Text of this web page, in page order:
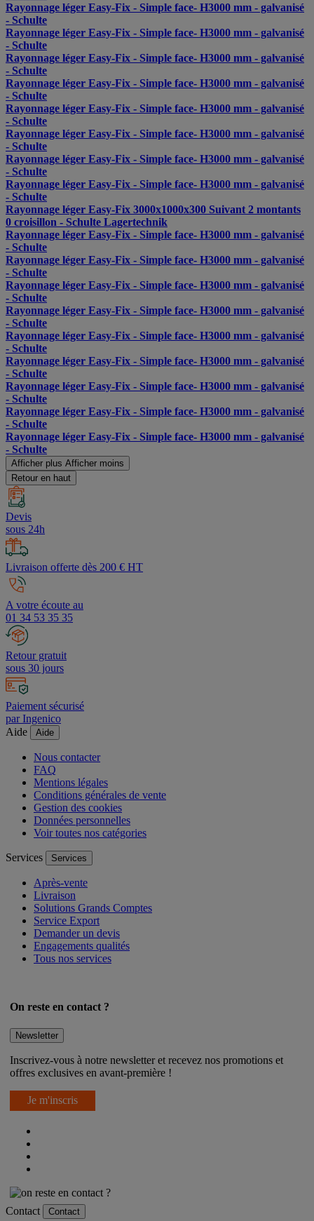
Rayonnage léger Easy-Fix - Simple face- H3000 mm - galvanisé
- Schulte
Rayonnage léger Easy-Fix - Simple face- H3000 mm - galvanisé
- Schulte
Rayonnage léger Easy-Fix - Simple face- H3000 mm - galvanisé
- Schulte
Rayonnage léger Easy-Fix - Simple face- H3000 mm - galvanisé
- Schulte
Rayonnage léger Easy-Fix - Simple face- H3000 mm - galvanisé
- Schulte
Rayonnage léger Easy-Fix - Simple face- H3000 mm - galvanisé
- Schulte
Rayonnage léger Easy-Fix - Simple face- H3000 mm - galvanisé
- Schulte
Rayonnage léger Easy-Fix - Simple face- H3000 mm - galvanisé
- Schulte
Rayonnage léger Easy-Fix 3000x1000x300 Suivant 2 montants
0 croisillon - Schulte Lagertechnik
Rayonnage léger Easy-Fix - Simple face- H3000 mm - galvanisé
- Schulte
Rayonnage léger Easy-Fix - Simple face- H3000 mm - galvanisé
- Schulte
Rayonnage léger Easy-Fix - Simple face- H3000 mm - galvanisé
- Schulte
Rayonnage léger Easy-Fix - Simple face- H3000 mm - galvanisé
- Schulte
Rayonnage léger Easy-Fix - Simple face- H3000 mm - galvanisé
- Schulte
Rayonnage léger Easy-Fix - Simple face- H3000 mm - galvanisé
- Schulte
Rayonnage léger Easy-Fix - Simple face- H3000 mm - galvanisé
- Schulte
Rayonnage léger Easy-Fix - Simple face- H3000 mm - galvanisé
- Schulte
Rayonnage léger Easy-Fix - Simple face- H3000 mm - galvanisé
- Schulte
Afficher plus Afficher moins
Retour en haut
Devis
sous 24h
Livraison offerte dès 200 € HT
A votre écoute au
01 34 53 35 35
Retour gratuit
sous 30 jours
Paiement sécurisé
par Ingenico
Aide
Aide
Nous contacter
FAQ
Mentions légales
Conditions générales de vente
Gestion des cookies
Données personnelles
Voir toutes nos catégories
Services Services
Après-vente
Livraison
Solutions Grands Comptes
Service Export
Demander un devis
Engagements qualités
Tous nos services
On reste en contact ?
Newsletter
Inscrivez-vous à notre newsletter et recevez nos promotions et
offres exclusives en avant-première !
Je m'inscris
Contact Contact